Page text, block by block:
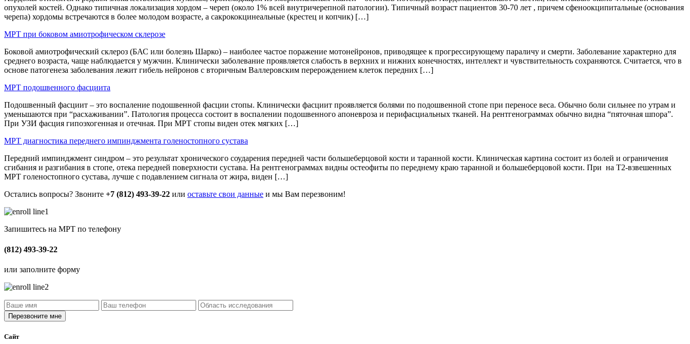
опухолей костей. Однако типичная локализация хордом – череп (около 1% всей внутричерепной патологии). Типичный возраст пациентов 30-70 лет , причем сфеноокципитальные (основания
черепа) хордомы встречаются в более молодом возрасте, а сакрококцинеальные (крестец и копчик) […]
МРТ при боковом амиотрофическом склерозе
Боковой амиотрофический склероз (БАС или болезнь Шарко) – наиболее частое поражение мотонейронов, приводящее к прогрессирующему параличу и смерти. Заболевание характерно для
среднего возраста, чаще наблюдается у мужчин. Клинически заболевание проявляется слабость в верхних и нижних конечностях, интеллект и чувствительность сохраняются. Считается, что в
основе патогенеза заболевания лежит гибель нейронов с вторичным Валлеровским перерождением клеток передних […]
МРТ подошвенного фасциита
Подошвенный фасциит – это воспаление подошвенной фасции стопы. Клинически фасциит проявляется болями по подошвенной стопе при переносе веса. Обычно боли сильнее по утрам и
уменьшаются при “расхаживании”. Патология процесса состоит в воспалении подошвенного апоневроза и перифасциальных тканей. На рентгенограммах обычно видна “пяточная шпора”.
При УЗИ фасция гипоэхогенная и отечная. При МРТ стопы виден отек мягких […]
МРТ диагностика переднего импинджмента голеностопного сустава
Передний импинджмент синдром – это результат хронического соударения передней части большеберцовой кости и таранной кости. Клиническая картина состоит из болей и ограничения
сгибания и разгибания в стопе, отека передней поверхности сустава. На рентгенограммах видны остеофиты по переднему краю таранной и большеберцовой кости. При на Т2-взвешенных
МРТ голеностопного сустава, лучше с подавлением сигнала от жира, виден […]
Остались вопросы? Звоните +7 (812) 493-39-22 или оставьте свои данные и мы Вам перезвоним!
Запишитесь на МРТ по телефону
(812) 493-39-22
или заполните форму
Сайт